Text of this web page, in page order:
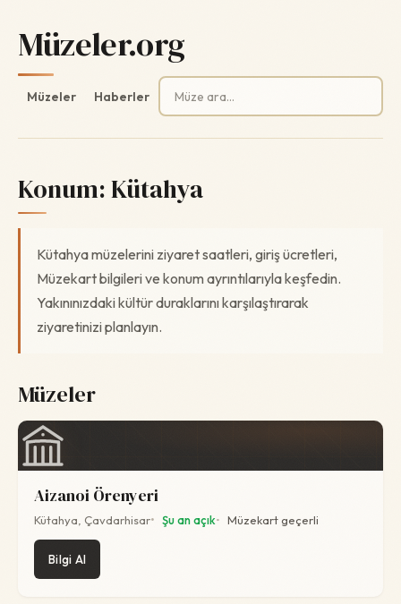
Müzeler.org
Müzeler Haberler
Arama:
Konum:Kütahya
Kütahya müzelerini ziyaret saatleri, giriş ücretleri,
Müzekart bilgileri ve konum ayrıntılarıyla keşfedin.
Yakınınızdaki kültür duraklarını karşılaştırarak
ziyaretinizi planlayın.
Müzeler
Aizanoi Örenyeri
Kütahya, Çavdarhisar Şu an açık Müzekart geçerli
Bilgi Al